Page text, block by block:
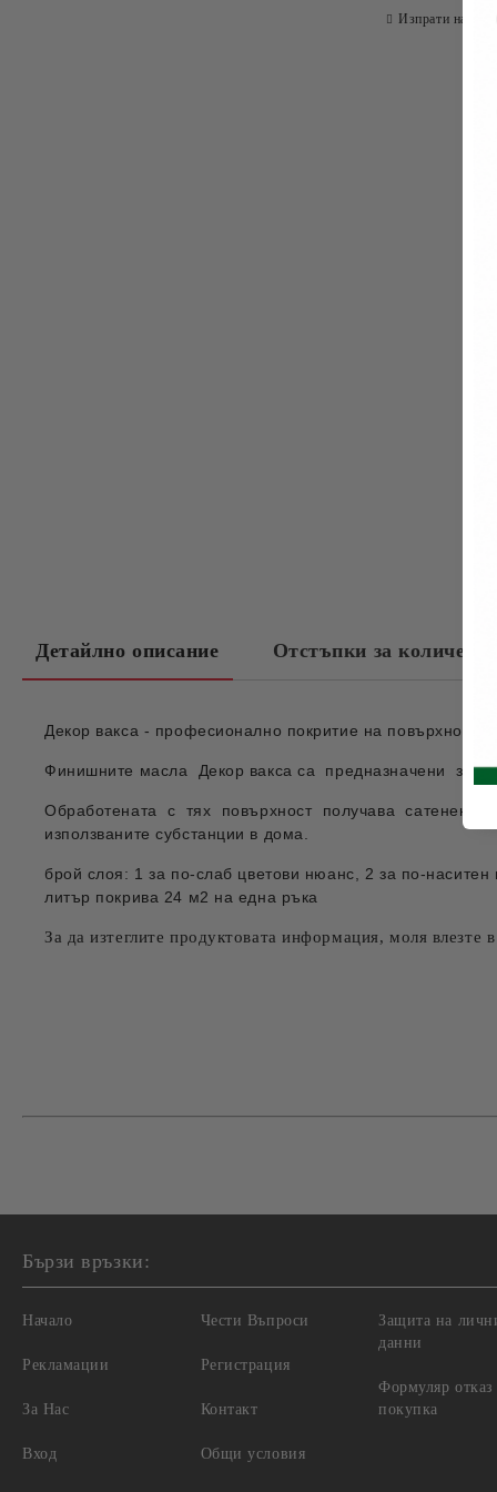
Изпрати на
Детайлно описание Отстъпки за количество
Декор вакса - професионално покритие на
Финишните масла Декор вакса са предназначени за
Обработената с тях повърхност получава сатенен
използваните субстанции в дома.
брой слоя: 1 за по-слаб цветови нюанс, 2 за по-наситен
литър покрива 24 м2 на една ръка
За да изтеглите продуктовата информация, моля
Бързи връзки:
Начало
Рекламации
За Нас
Вход
Чести Въпроси
Регистрация
Контакт
Общи условия
Защита на
данни
Формуляр отказ
покупка